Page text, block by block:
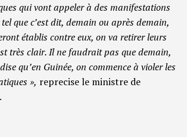
qui vont appeler à des manifestations
que c’est dit, demain ou après demain,
établis contre eux, on va retirer leurs
très clair. Il ne faudrait pas que demain,
qu’en Guinée, on commence à violer les
», reprecise le ministre de